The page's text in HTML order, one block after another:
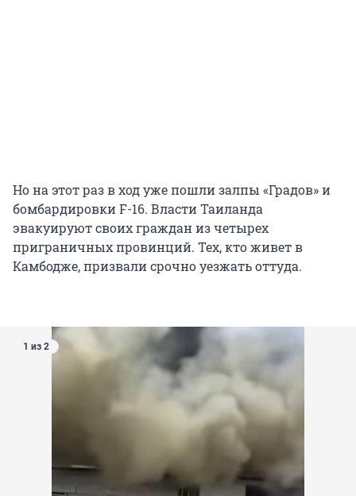
Но на этот раз в ход уже пошли залпы «Градов» и
бомбардировки F-16. Власти Таиланда
эвакуируют своих граждан из четырех
приграничных провинций. Тех, кто живет в
Камбодже, призвали срочно уезжать оттуда.
1 из 2